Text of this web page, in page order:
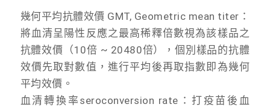
幾何平均抗體效價 GMT, Geometric mean titer：
將血清呈陽性反應之 最高稀釋倍數視為該樣品之
抗體效價（10倍 ~ 20480倍），個別樣品的抗體
效價先取對數值，進行平均後再取指數即為幾何
平均效價。
血清轉換率seroconversion rate：打疫苗後血